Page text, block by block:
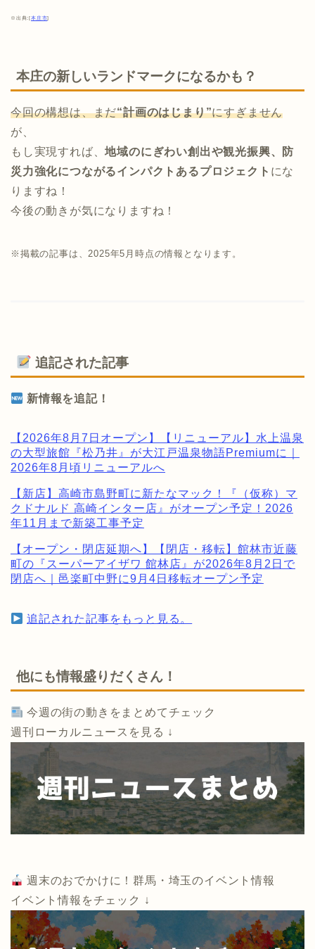
※出典:[本庄市]
本庄の新しいランドマークになるかも？
今回の構想は、まだ“計画のはじまり”にすぎません
が、
もし実現すれば、地域のにぎわい創出や観光振興、防
災力強化につながるインパクトあるプロジェクト にな
りますね！
今後の動きが気になりますね！
※掲載の記事は、2025年5月時点の情報となります。
追記された記事
新情報を追記！
【2026年8月7日オープン】【リニューアル】水上温泉
の大型旅館『松乃井』が大江戸温泉物語Premiumに｜
2026年8月頃リニューアルへ
【新店】高崎市島野町に新たなマック！『（仮称）マ
クドナルド 高崎インター店』がオープン予定！2026
年11月まで新築工事予定
【オープン・閉店延期へ】【閉店・移転】館林市近藤
町の『スーパーアイザワ 館林店』が2026年8月2日で
閉店へ｜邑楽町中野に9月4日移転オープン予定
追記された記事をもっと見る。
他にも情報盛りだくさん！
今週の街の動きをまとめてチェック
週刊ローカルニュースを見る ↓
週末のおでかけに！群馬・埼玉のイベント情報
イベント情報をチェック ↓